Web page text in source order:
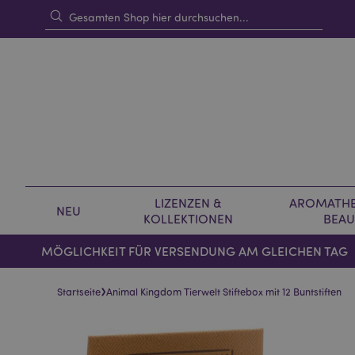
NEU
LIZENZEN &
KOLLEKTIONEN
MÖGLICHKEIT FÜR VERSENDUNG AM GLEICHEN TAG
Startseite›Animal Kingdom Tierwelt Stiftebox mit 12 Buntstiften